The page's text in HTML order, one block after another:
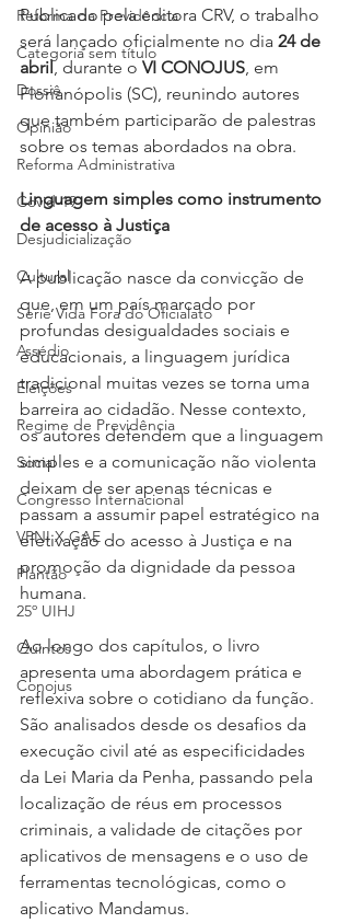
Reforma da Previdência
Categoria sem título
Dossiê
Opinião
Reforma Administrativa
Covid-19
Desjudicialização
Cultural
Serie Vida Fora do Oficialato
Assédio
Eleições
Regime de Previdência
Social
Congresso Internacional
VPNI X GAE
Plantão
25º UIHJ
Quintos
Conojus
Publicado pela editora CRV, o trabalho
será lançado oficialmente no dia 24 de
abril, durante o VI CONOJUS, em
Florianópolis (SC), reunindo autores
que também participarão de palestras
sobre os temas abordados na obra.
Linguagem simples como instrumento
de acesso à Justiça
A publicação nasce da convicção de
que, em um país marcado por
profundas desigualdades sociais e
educacionais, a linguagem jurídica
tradicional muitas vezes se torna uma
barreira ao cidadão. Nesse contexto,
os autores defendem que a linguagem
simples e a comunicação não violenta
deixam de ser apenas técnicas e
passam a assumir papel estratégico na
efetivação do acesso à Justiça e na
promoção da dignidade da pessoa
humana.
Ao longo dos capítulos, o livro
apresenta uma abordagem prática e
reflexiva sobre o cotidiano da função.
São analisados desde os desafios da
execução civil até as especificidades
da Lei Maria da Penha, passando pela
localização de réus em processos
criminais, a validade de citações por
aplicativos de mensagens e o uso de
ferramentas tecnológicas, como o
aplicativo Mandamus.